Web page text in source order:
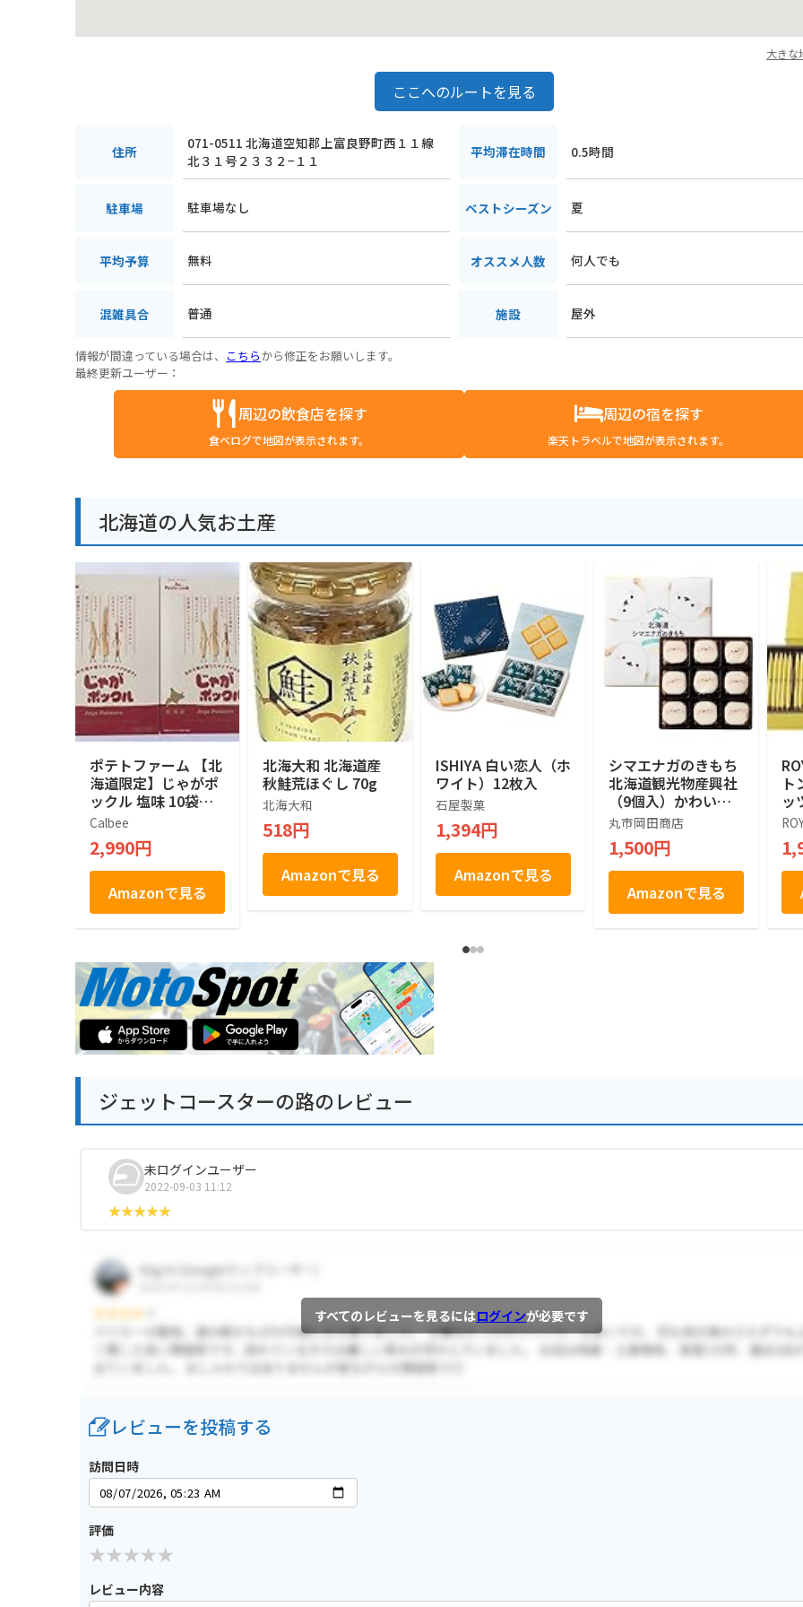
大きな
ここへのルートを見る
住所
071-0511 北海道空知郡上富良野町西１１線
北３１号２３３２−１１
平均滞在時間 0.5時間
駐車場 駐車場なし ベストシーズン 夏
平均予算 無料 オススメ人数 何人でも
混雑具合 普通 施設 屋外
情報が間違っている場合は、 こちらから修正をお願いします。
最終更新ユーザー：
周辺の飲食店を探す
食べログで地図が表示されます。
周辺の宿を探す
楽天トラベルで地図が表示されます。
北海道の人気お土産
ポテトファーム 【北
海道限定】じゃがポ
ックル 塩味 10袋入
×２箱
Calbee
2,990円
Amazonで見る
北海大和 北海道産
秋鮭荒ほぐし 70g
北海大和
518円
Amazonで見る
ISHIYA 白い恋人（ホ
ワイト）12枚入
石屋製菓
1,394円
Amazonで見る
シマエナガのきもち
北海道観光物産興社
（9個入）かわいい
シマエナガ (1箱)
丸市岡田商店
1,500円
Amazonで見る
ト
ッ
ツ]
ジェットコースターの路のレビュー
未ログインユーザー
2022-09-03 11:12
すべてのレビューを見るにはログインが必要です
レビューを投稿する
訪問日時
評価
レビュー内容